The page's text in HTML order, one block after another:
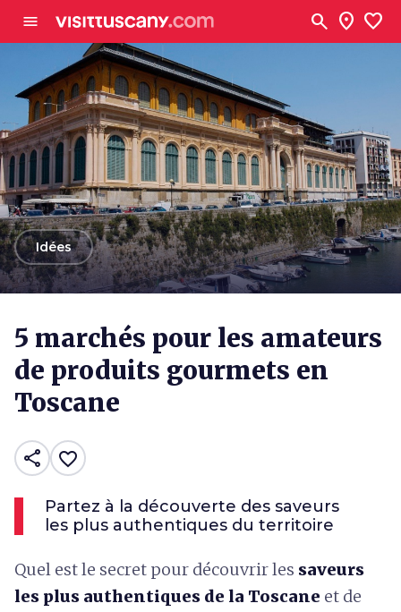
menu search location_on favorite
arrow_backIdées
5 marchés pour les amateurs
de produits gourmets en
Toscane
share favorite_border
Partez à la découverte des saveurs
les plus authentiques du territoire
Quel est le secret pour découvrir les saveurs
les plus authentiques de la Toscane et de